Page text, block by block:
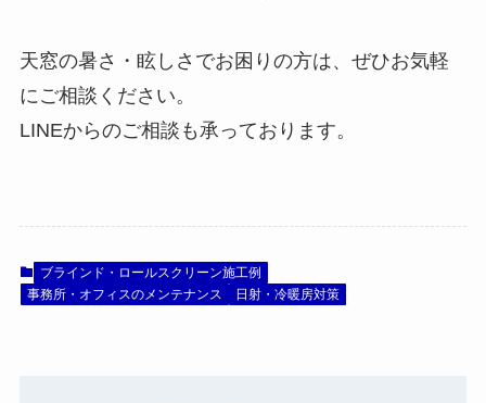
天窓の暑さ・眩しさでお困りの方は、ぜひお気軽
にご相談ください。
LINEからのご相談も承っております。
ブラインド・ロールスクリーン施工例
事務所・オフィスのメンテナンス
日射・冷暖房対策